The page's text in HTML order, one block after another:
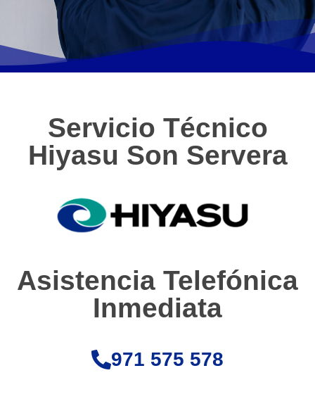
Servicio Técnico
Hiyasu Son Servera
Asistencia Telefónica
Inmediata
971 575 578